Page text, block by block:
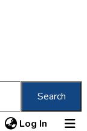
Search
Log In (current)